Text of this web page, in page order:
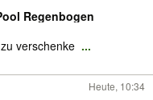
Regenbogen
verschenke ...
Heute, 10:34